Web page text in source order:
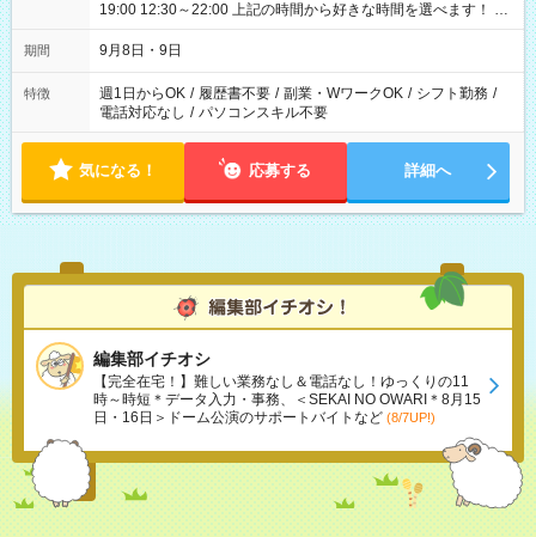
19:00 12:30～22:00 上記の時間から好きな時間を選べます！ ※
時間は変更となる可能性があります
期間 9月8日・9日
特徴 週1日からOK / 履歴書不要 / 副業・WワークOK / シフト勤務 /
電話対応なし / パソコンスキル不要
気になる！ 応募する 詳細へ
編集部イチオシ
【完全在宅！】難しい業務なし＆電話なし！ゆっくりの11
時～時短＊データ入力・事務、＜SEKAI NO OWARI＊8月15
日・16日＞ドーム公演のサポートバイトなど (8/7UP!)